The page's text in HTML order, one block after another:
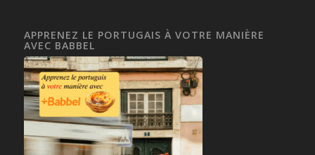
APPRENEZ LE PORTUGAIS À VOTRE MANIÈRE
AVEC BABBEL